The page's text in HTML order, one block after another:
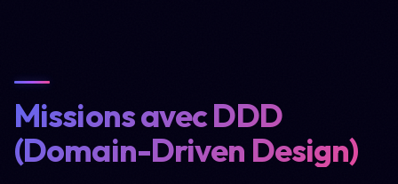
Missions avec DDD
(Domain-Driven Design)